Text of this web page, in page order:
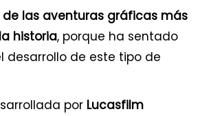
de las aventuras gráficas más
historia, porque ha sentado
desarrollo de este tipo de
por Lucasfilm